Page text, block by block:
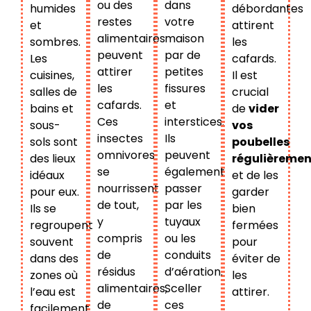
humides
et
sombres.
Les
cuisines,
salles de
bains et
sous-
sols sont
des lieux
idéaux
pour eux.
Ils se
regroupent
souvent
dans des
zones où
l’eau est
ou des
restes
alimentaires
peuvent
attirer
les
cafards.
Ces
insectes
omnivores
se
nourrissent
de tout,
y
compris
de
résidus
alimentaires,
de
dans
votre
maison
par de
petites
fissures
et
interstices.
Ils
peuvent
également
passer
par les
tuyaux
ou les
conduits
d’aération.
Sceller
ces
débordantes
attirent
les
cafards.
Il est
crucial
devider
vos
poubelles
et de les
garder
bien
fermées
pour
éviter de
les
attirer.